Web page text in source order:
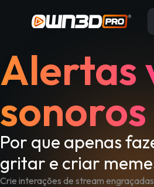
Alertas
sonoros
Por que apenas
gritar e criar
Crie interações de stream